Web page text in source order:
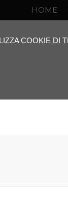
HOME
COOKIE DI